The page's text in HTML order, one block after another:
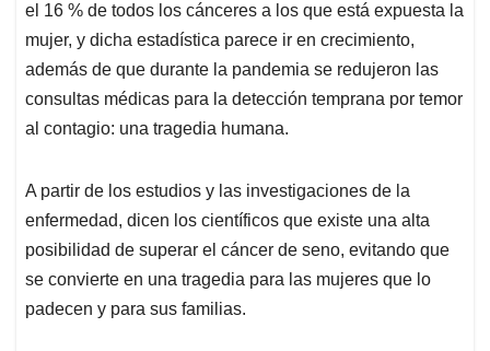
el 16 % de todos los cánceres a los que está expuesta la
mujer, y dicha estadística parece ir en crecimiento,
además de que durante la pandemia se redujeron las
consultas médicas para la detección temprana por temor
al contagio: una tragedia humana.
A partir de los estudios y las investigaciones de la
enfermedad, dicen los científicos que existe una alta
posibilidad de superar el cáncer de seno, evitando que
se convierte en una tragedia para las mujeres que lo
padecen y para sus familias.